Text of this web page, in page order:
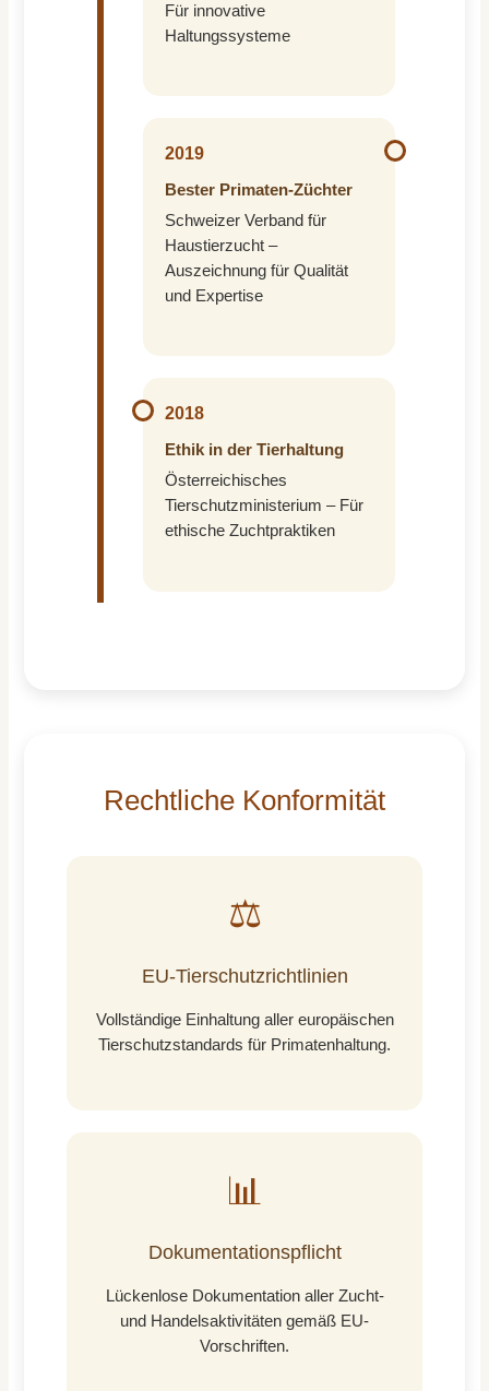
Für innovative
Haltungssysteme
2019
Bester Primaten-Züchter
Schweizer Verband für
Haustierzucht –
Auszeichnung für Qualität
und Expertise
2018
Ethik in der Tierhaltung
Österreichisches
Tierschutzministerium – Für
ethische Zuchtpraktiken
Rechtliche Konformität
⚖️
EU-Tierschutzrichtlinien
Vollständige Einhaltung aller europäischen
Tierschutzstandards für Primatenhaltung.
📊
Dokumentationspflicht
Lückenlose Dokumentation aller Zucht-
und Handelsaktivitäten gemäß EU-
Vorschriften.